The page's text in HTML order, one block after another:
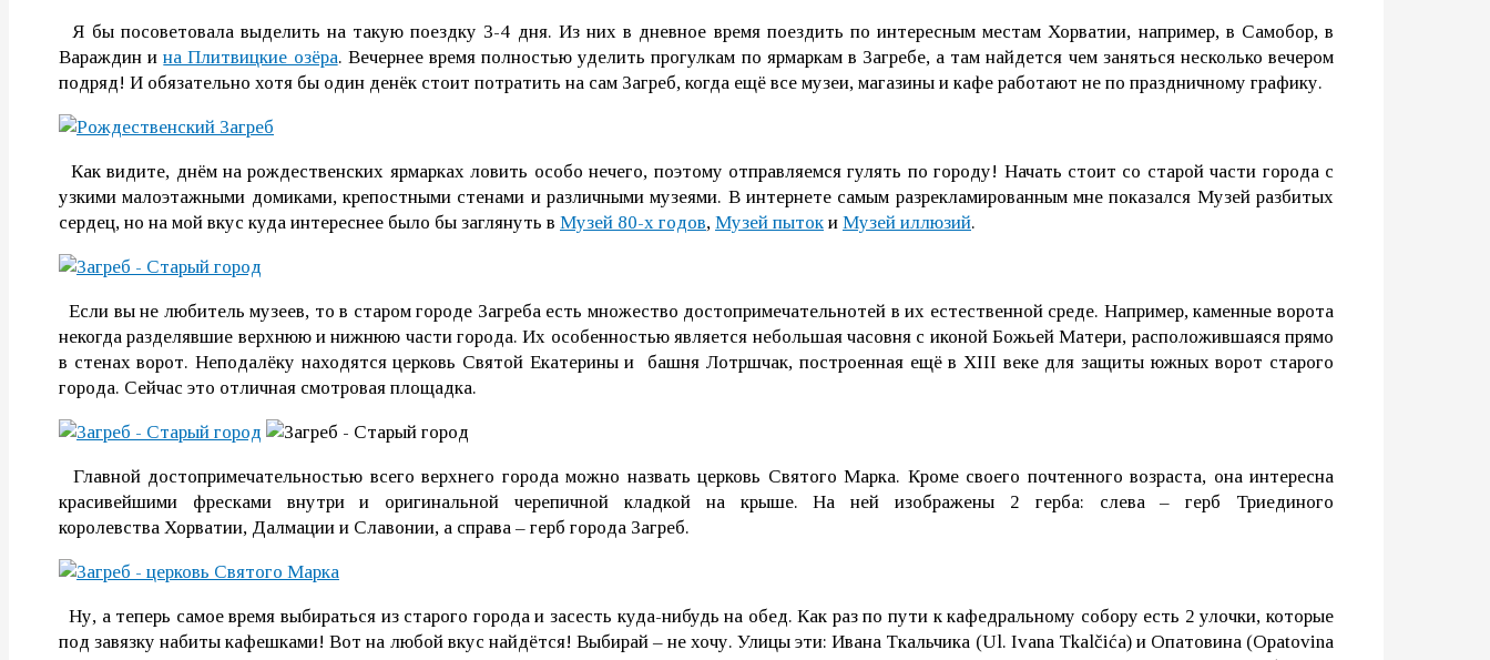
Я бы посоветовала выделить на такую поездку 3-4 дня. Из них в дневное время поездить по интересным местам Хорватии, например, в Самобор, в
Вараждин ина Плитвицкие озёра. Вечернее время полностью уделить прогулкам по ярмаркам в Загребе, а там найдется чем заняться несколько вечером
подряд! И обязательно хотя бы один денёк стоит потратить на сам Загреб, когда ещё все музеи, магазины и кафе работают не по праздничному графику.
Как видите, днём на рождественских ярмарках ловить особо нечего, поэтому отправляемся гулять по городу! Начать стоит со старой части города с
узкими малоэтажными домиками, крепостными стенами и различными музеями. В интернете самым разрекламированным мне показался Музей разбитых
сердец, но на мой вкус куда интереснее было бы заглянуть в Музей 80-х годов, Музей пыток и Музей иллюзий.
Если вы не любитель музеев, то в старом городе Загреба есть множество достопримечательнотей в их естественной среде. Например, каменные ворота
некогда разделявшие верхнюю и нижнюю части города. Их особенностью является небольшая часовня с иконой Божьей Матери, расположившаяся прямо
в стенах ворот. Неподалёку находятсяцерковь Святой Екатерины и башня Лотршчак, построенная ещё в XIII веке для защиты южных ворот старого
города. Сейчас это отличная смотровая площадка.
Главной достопримечательностью всего верхнего города можно назватьцерковь Святого Марка. Кроме своего почтенного возраста, она интересна
красивейшими фресками внутри и оригинальной черепичной кладкой на крыше. На ней изображены 2 герба: слева – герб Триединого
королевства Хорватии, Далмации и Славонии, а справа – герб города Загреб.
Ну, а теперь самое время выбираться из старого города и засесть куда-нибудь на обед. Как раз по пути к кафедральному собору есть 2 улочки, которые
под завязку набиты кафешками! Вот на любой вкус найдётся! Выбирай – не хочу. Улицы эти: Ивана Ткальчика (Ul. Ivana Tkalčića) и Опатовина (Opatovina